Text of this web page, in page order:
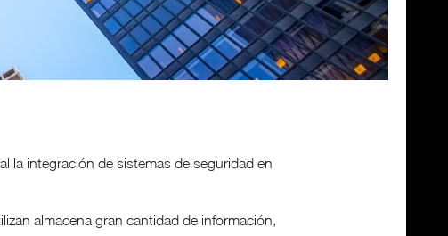
la integración de sistemas de seguridad en
almacena gran cantidad de información,